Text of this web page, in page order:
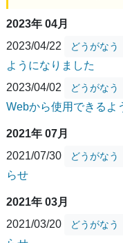
2023年 04月
2023/04/22
どうがなう
ようになりました
2023/04/02
どうがなう
Webから使用できるよ
2021年 07月
2021/07/30
どうがなう
らせ
2021年 03月
2021/03/20
どうがなう